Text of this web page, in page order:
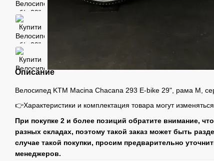
Описание
Велосипед KTM Macina Chacana 293 E-bike 29", рама M,
👉Характеристики и комплектация товара могут
При покупке 2 и более позиций обратите внимание,
разных складах, поэтому такой заказ может быть
случае такой покупки, просим предварительно
менеджеров.